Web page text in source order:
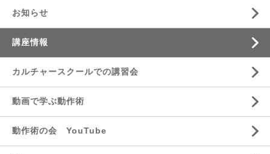
お知らせ
講座情報
カルチャースクールでの講習会
動画で学ぶ動作術
動作術の会 YouTube